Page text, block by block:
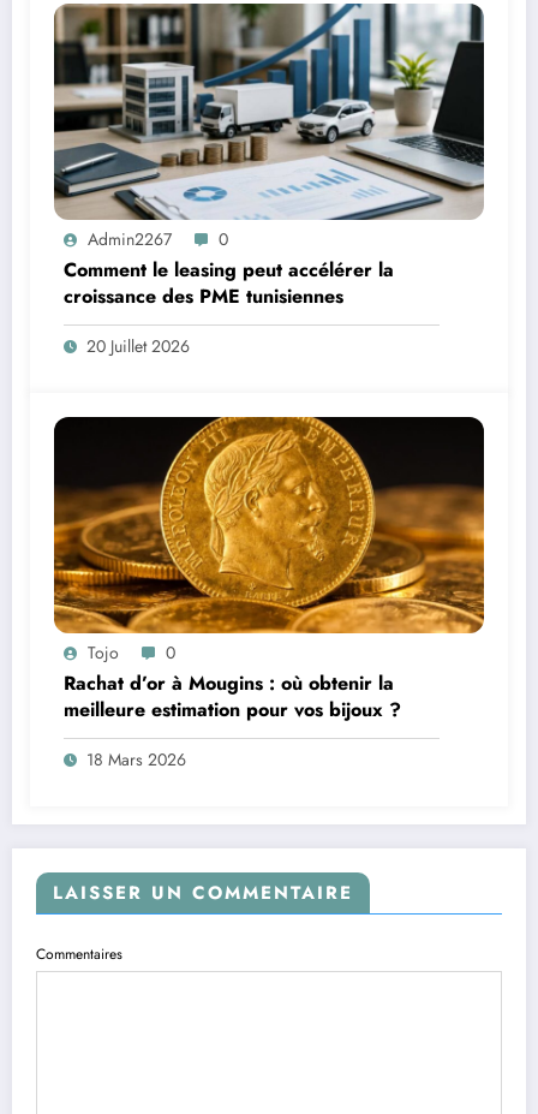
Admin2267 0
Comment le leasing peut accélérer la
croissance des PME tunisiennes
20 Juillet 2026
Tojo 0
Rachat d’or à Mougins : où obtenir la
meilleure estimation pour vos bijoux ?
18 Mars 2026
LAISSER UN COMMENTAIRE
Commentaires